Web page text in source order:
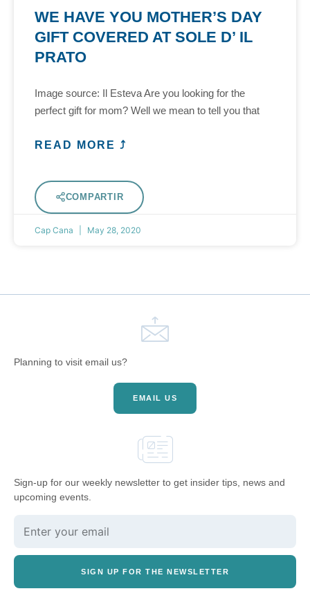
WE HAVE YOU MOTHER’S DAY
GIFT COVERED AT SOLE D’ IL
PRATO
Image source: Il Esteva Are you looking for the
perfect gift for mom? Well we mean to tell you that
READ MORE ⤴
COMPARTIR
Cap Cana May 28, 2020
Planning to visit email us?
EMAIL US
Sign-up for our weekly newsletter to get insider tips, news and
upcoming events.
SIGN UP FOR THE NEWSLETTER